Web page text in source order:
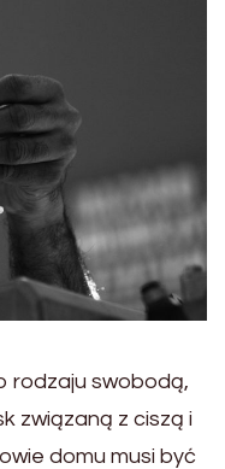
rodzaju swobodą,
związaną z ciszą i
domu musi być